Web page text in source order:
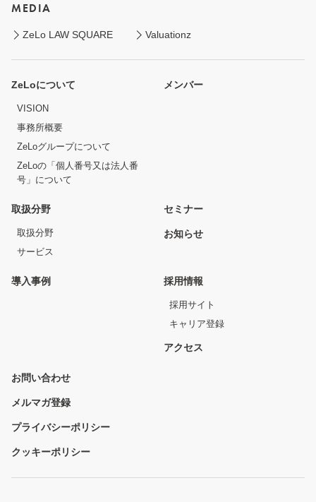
MEDIA
ZeLo LAW SQUARE Valuationz
ZeLoについて
VISION
事務所概要
ZeLoグループについて
ZeLoの「個人番号又は法人番
号」について
メンバー
取扱分野
取扱分野
サービス
セミナー
お知らせ
導入事例 採用情報
採用サイト
キャリア登録
アクセス
お問い合わせ
メルマガ登録
プライバシーポリシー
クッキーポリシー